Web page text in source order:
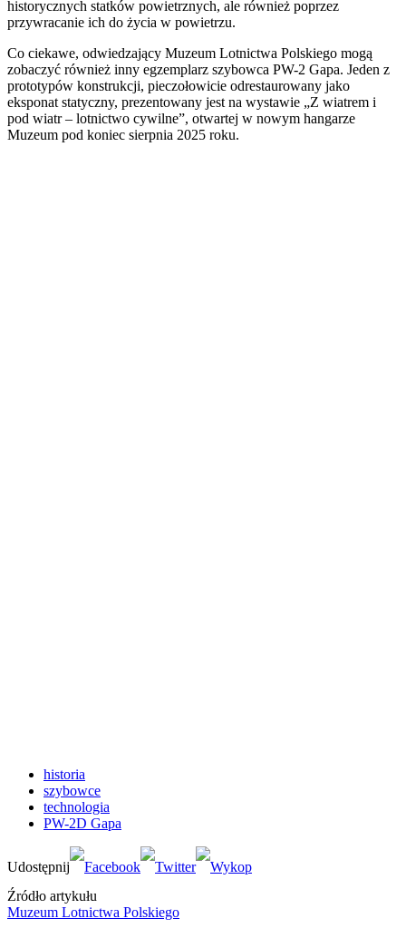
historycznych statków powietrznych, ale również poprzez
przywracanie ich do życia w powietrzu.
Co ciekawe, odwiedzający Muzeum Lotnictwa Polskiego mogą
zobaczyć również inny egzemplarz szybowca PW-2 Gapa. Jeden z
prototypów konstrukcji, pieczołowicie odrestaurowany jako
eksponat statyczny, prezentowany jest na wystawie „Z wiatrem i
pod wiatr – lotnictwo cywilne”, otwartej w nowym hangarze
Muzeum pod koniec sierpnia 2025 roku.
historia
szybowce
technologia
PW-2D Gapa
Źródło artykułu
Muzeum Lotnictwa Polskiego